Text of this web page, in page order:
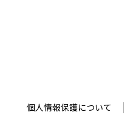
個人情報保護について